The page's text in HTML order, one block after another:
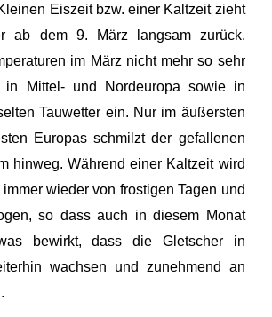
Eiszeit bzw. einer Kaltzeit zieht
ab dem 9. März langsam zurück.
im März nicht mehr so sehr
in Mittel- und Nordeuropa sowie in
Tauwetter ein. Nur im äußersten
Europas schmilzt der gefallenen
hinweg. Während einer Kaltzeit wird
wieder von frostigen Tagen und
so dass auch in diesem Monat
bewirkt, dass die Gletscher in
wachsen und zunehmend an